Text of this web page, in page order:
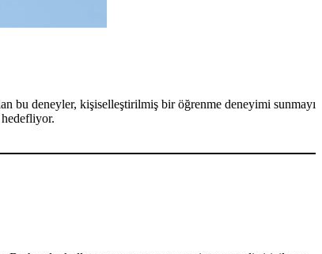
bu deneyler, kişiselleştirilmiş bir öğrenme deneyimi sunmayı